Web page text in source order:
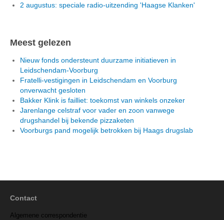
2 augustus: speciale radio-uitzending 'Haagse Klanken'
Meest gelezen
Nieuw fonds ondersteunt duurzame initiatieven in
Leidschendam-Voorburg
Fratelli-vestigingen in Leidschendam en Voorburg
onverwacht gesloten
Bakker Klink is failliet: toekomst van winkels onzeker
Jarenlange celstraf voor vader en zoon vanwege
drugshandel bij bekende pizzaketen
Voorburgs pand mogelijk betrokken bij Haags drugslab
Contact
Algemene correspondentie